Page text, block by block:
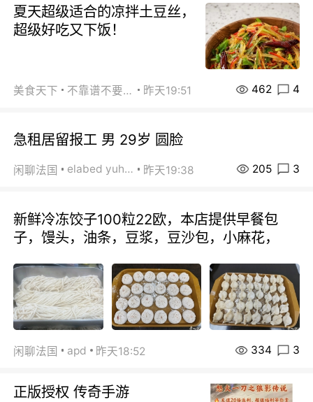
夏天超级适合的凉拌土豆丝，
超级好吃又下饭！
美食天下 不靠谱不要联系 昨天19:51 462 4
急租居留报工 男 29岁 圆脸
闲聊法国 elabed yuhua 昨天19:38 205 3
新鲜冷冻饺子100粒22欧，本店提供早餐包
子，馒头，油条，豆浆，豆沙包，小麻花，
闲聊法国 apd 昨天18:52 334 3
正版授权 传奇手游